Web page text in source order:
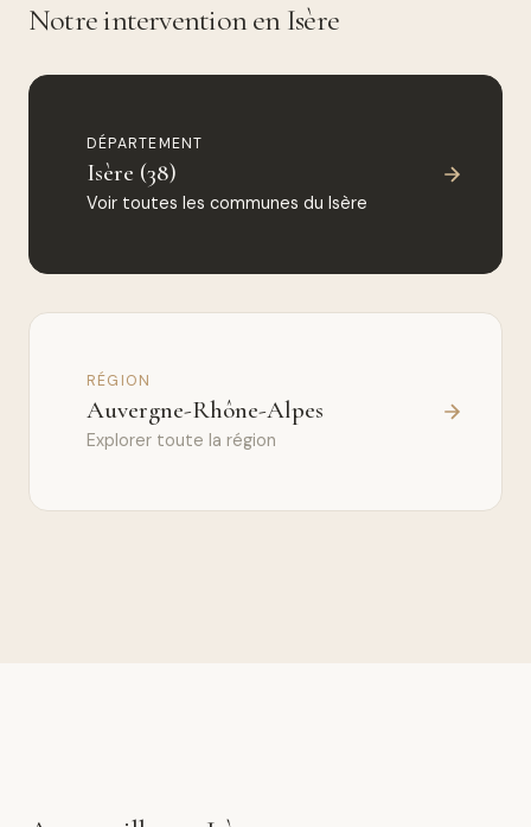
Notre intervention en Isère
DÉPARTEMENT
Isère (38)
Voir toutes les communes du Isère
RÉGION
Auvergne-Rhône-Alpes
Explorer toute la région